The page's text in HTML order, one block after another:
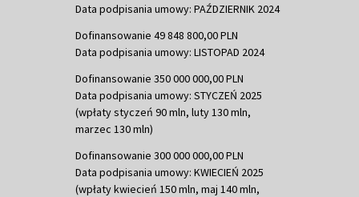
Data podpisania umowy: PAŹDZIERNIK 2024
Dofinansowanie 49 848 800,00 PLN
Data podpisania umowy: LISTOPAD 2024
Dofinansowanie 350 000 000,00 PLN
Data podpisania umowy: STYCZEŃ 2025
(wpłaty styczeń 90 mln, luty 130 mln,
marzec 130 mln)
Dofinansowanie 300 000 000,00 PLN
Data podpisania umowy: KWIECIEŃ 2025
(wpłaty kwiecień 150 mln, maj 140 mln,